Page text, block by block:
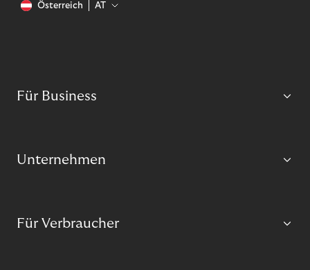
Österreich AT
Für Business
Unternehmen
Für Verbraucher